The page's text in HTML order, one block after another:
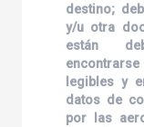
destino;
y/u otra
están
legibles y
datos de
por las